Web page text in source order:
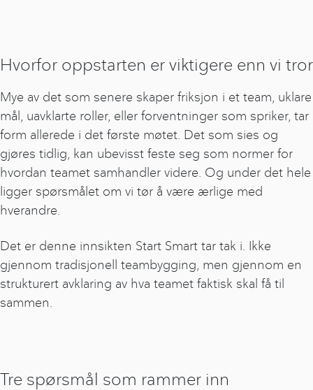
Hvorfor oppstarten er viktigere enn vi tror
Mye av det som senere skaper friksjon i et team, uklare
mål, uavklarte roller, eller forventninger som spriker, tar
form allerede i det første møtet. Det som sies og
gjøres tidlig, kan ubevisst feste seg som normer for
hvordan teamet samhandler videre. Og under det hele
ligger spørsmålet om vi tør å være ærlige med
hverandre.
Det er denne innsikten Start Smart tar tak i. Ikke
gjennom tradisjonell teambygging, men gjennom en
strukturert avklaring av hva teamet faktisk skal få til
sammen.
Tre spørsmål som rammer inn